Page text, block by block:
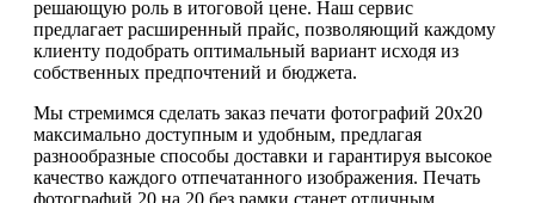
решающую роль в итоговой цене. Наш сервис
предлагает расширенный прайс, позволяющий каждому
клиенту подобрать оптимальный вариант исходя из
собственных предпочтений и бюджета.
Мы стремимся сделать заказ печати фотографий 20х20
максимально доступным и удобным, предлагая
разнообразные способы доставки и гарантируя высокое
качество каждого отпечатанного изображения. Печать
фотографий 20 на 20 без рамки станет отличным